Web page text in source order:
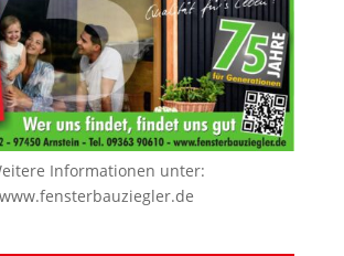
Informationen unter:
www.fensterbauziegler.de